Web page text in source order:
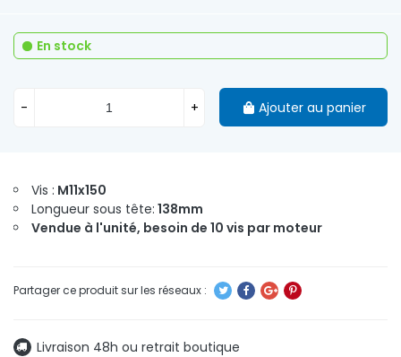
Vis : M11x150
Longueur sous tête: 138mm
Vendue à l'unité, besoin de 10 vis par moteur
Livraison 48h ou retrait boutique
En stock
- + Ajouter au panier